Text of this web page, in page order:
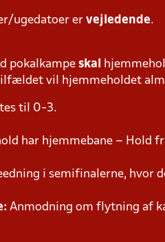
ugedatoer er vejledende.
pokalkampe skal
vil hjemmeholdet
til 0-3.
har hjemmebane –
i semifinalerne,
Anmodning om flytning af